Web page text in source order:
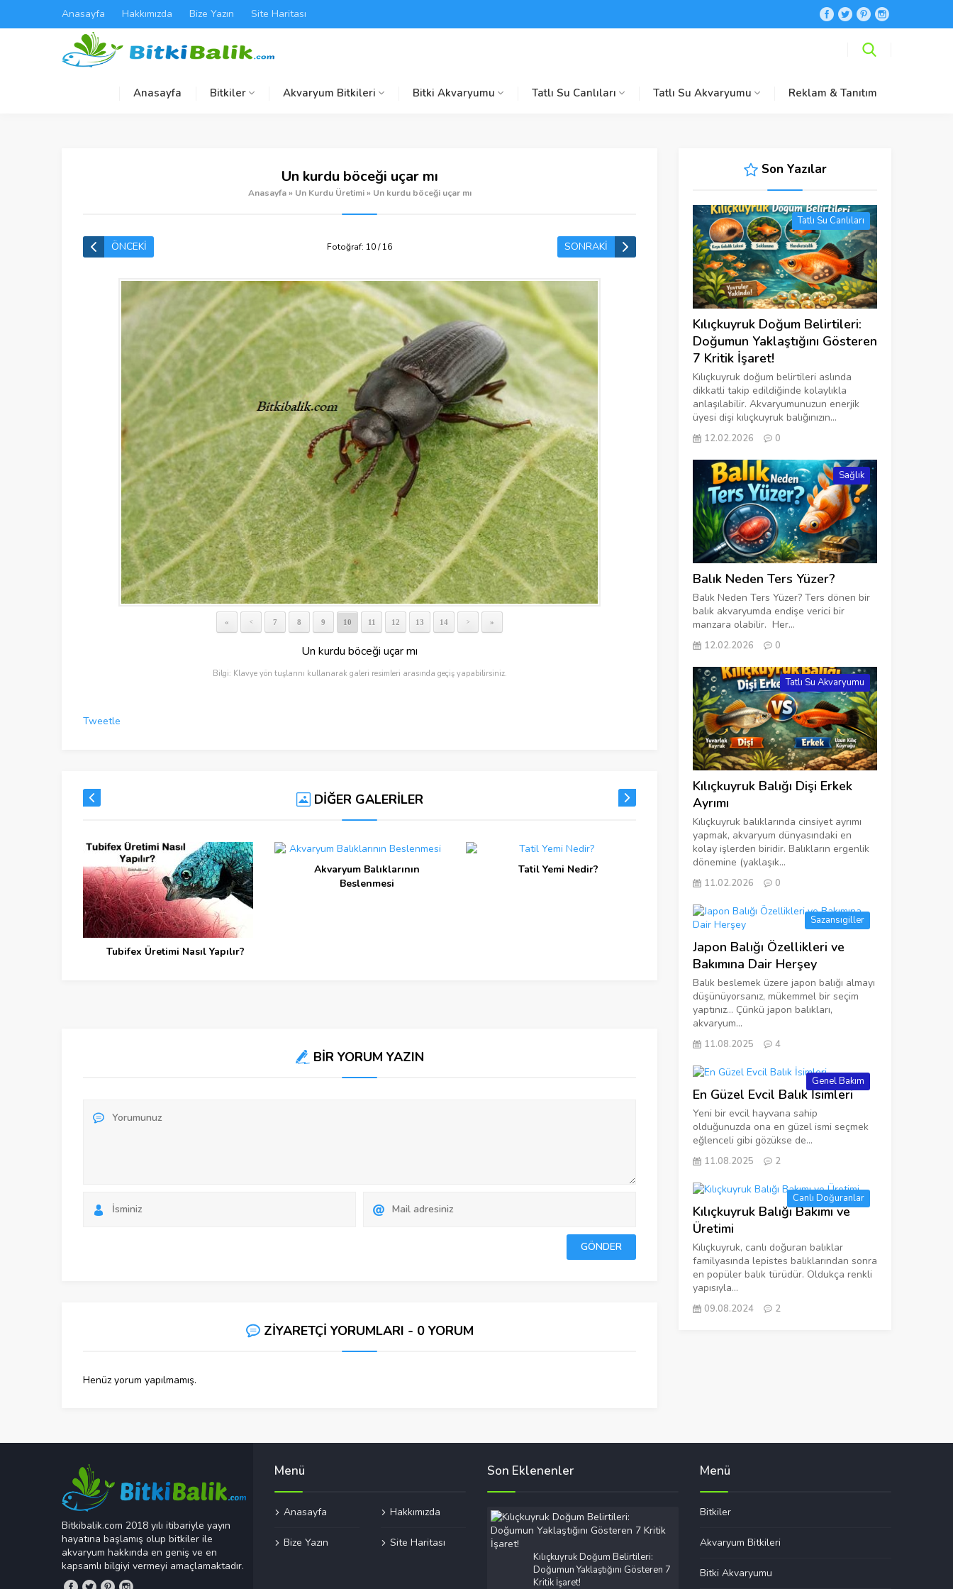
Anasayfa Hakkımızda Bize Yazın Site Haritası
Anasayfa Bitkiler Akvaryum Bitkileri Bitki Akvaryumu Tatlı Su Canlıları Tatlı Su Akvaryumu Reklam & Tanıtım
Un kurdu böceği uçar mı
Anasayfa » Un Kurdu Üretimi » Un kurdu böceği uçar mı
ÖNCEKİ Fotoğraf: 10 / 16 SONRAKİ
« < 7 8 9 10 11 12 13 14 > »
Un kurdu böceği uçar mı
Bilgi: Klavye yön tuşlarını kullanarak galeri resimleri arasında geçiş yapabilirsiniz.
Tweetle
DİĞER GALERİLER
Tubifex Üretimi Nasıl Yapılır?
Akvaryum Balıklarının
Beslenmesi
Tatil Yemi Nedir? Balıklar Kaç Gün Aç Kalabilir?
BİR YORUM YAZIN
ZİYARETÇİ YORUMLARI - 0 YORUM
Henüz yorum yapılmamış.
Son Yazılar
Tatlı Su Canlıları
Kılıçkuyruk Doğum Belirtileri:
Doğumun Yaklaştığını Gösteren
7 Kritik İşaret!
Kılıçkuyruk doğum belirtileri aslında
dikkatli takip edildiğinde kolaylıkla
anlaşılabilir. Akvaryumunuzun enerjik
üyesi dişi kılıçkuyruk balığınızın...
12.02.2026 0
Sağlık
Balık Neden Ters Yüzer?
Balık Neden Ters Yüzer? Ters dönen bir
balık akvaryumda endişe verici bir
manzara olabilir. Her...
12.02.2026 0
Tatlı Su Akvaryumu
Kılıçkuyruk Balığı Dişi Erkek
Ayrımı
Kılıçkuyruk balıklarında cinsiyet ayrımı
yapmak, akvaryum dünyasındaki en
kolay işlerden biridir. Balıkların ergenlik
dönemine (yaklaşık...
11.02.2026 0
Sazansıgiller
Japon Balığı Özellikleri ve
Bakımına Dair Herşey
Balık beslemek üzere japon balığı almayı
düşünüyorsanız, mükemmel bir seçim
yaptınız… Çünkü japon balıkları,
akvaryum...
11.08.2025 4
Genel Bakım
En Güzel Evcil Balık İsimleri
Yeni bir evcil hayvana sahip
olduğunuzda ona en güzel ismi seçmek
eğlenceli gibi gözükse de...
11.08.2025 2
Canlı Doğuranlar
Kılıçkuyruk Balığı Bakımı ve
Üretimi
Kılıçkuyruk, canlı doğuran balıklar
familyasında lepistes balıklarından sonra
en popüler balık türüdür. Oldukça renkli
yapısıyla...
09.08.2024 2
Bitkibalik.com 2018 yılı itibariyle yayın
hayatına başlamış olup bitkiler ile
akvaryum hakkında en geniş ve en
kapsamlı bilgiyi vermeyi amaçlamaktadır.
Menü
Anasayfa Hakkımızda
Bize Yazın Site Haritası
Son Eklenenler
Kılıçkuyruk Doğum Belirtileri:
Doğumun Yaklaştığını Gösteren 7
Kritik İşaret!
Menü
Bitkiler
Akvaryum Bitkileri
Bitki Akvaryumu